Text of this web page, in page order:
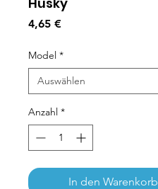
4,65 €Preis
Model *
Anzahl *
In den Warenkorb